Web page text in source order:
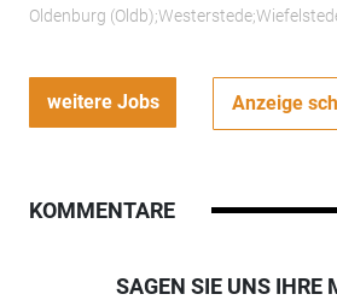
Oldenburg
weitere Jobs Anzeige
KOMMENTARE
SAGEN SIE UNS IHRE